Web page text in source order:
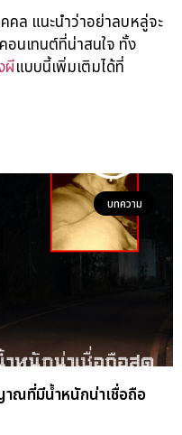
ล แนะนำว่าอย่าลบหลู่จะ
อนเทนต์ที่น่าสนใจ ทั้ง
ผีแบบนี้เพิ่มเติมได้ที่
บทความ
ณที่มีน้ำหนักน่าเชื่อถือ